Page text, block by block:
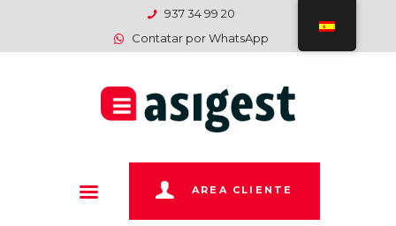
937 34 99 20
Contatar por WhatsApp
AREA CLIENTE
EMPRESA
DEPARTAMENTOS